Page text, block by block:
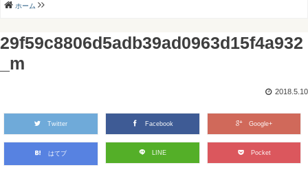
ホーム
29f59c8806d5adb39ad0963d15f4a932
_m
2018.5.10
Twitter Facebook Google+
はてブ LINE Pocket